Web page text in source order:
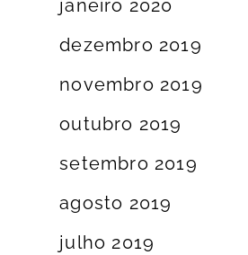
janeiro 2020
dezembro 2019
novembro 2019
outubro 2019
setembro 2019
agosto 2019
julho 2019